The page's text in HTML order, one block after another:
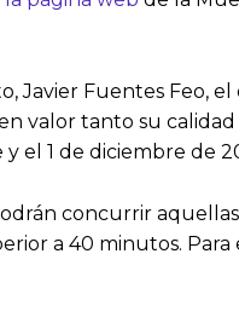
Javier Fuentes Feo,
valor tanto su
el 1 de diciembre de
concurrir
a 40 minutos.